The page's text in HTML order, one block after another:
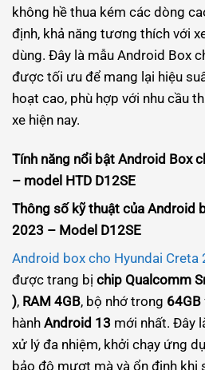
không hề thua kém các dòng
định, khả năng tương thích với
dùng. Đây là mẫu Android Box
được tối ưu để mang lại hiệu
hoạt cao, phù hợp với nhu cầu
xe hiện nay.
Tính năng nổi bật Android Box
– model HTD D12SE
Thông số kỹ thuật của Android
2023 – Model D12SE
Android box cho Hyundai Creta
được trang bị chip Qualcomm
), RAM 4GB, bộ nhớ trong 64GB
hành Android 13 mới nhất. Đây
xử lý đa nhiệm, khởi chạy ứng
bảo độ mượt mà và ổn định khi